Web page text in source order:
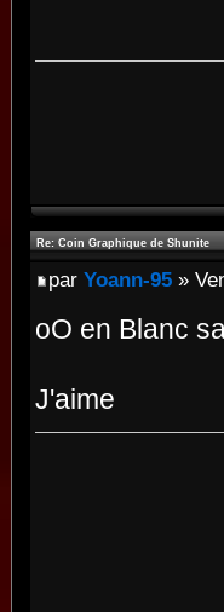
Re: Coin Graphique de Shunite
par Yoann-95 »
oO en Blanc
J'aime